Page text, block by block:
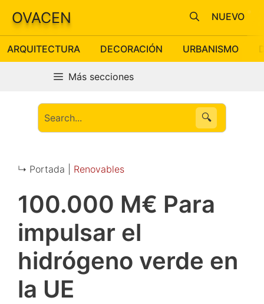
Saltar
contenido
OVACEN
ARQUITECTURA DECORACIÓN URBANISMO
NUEVO
Más secciones
🔍
↳ Portada | Renovables
100.000 M€ Para
impulsar el
hidrógeno verde en
la UE